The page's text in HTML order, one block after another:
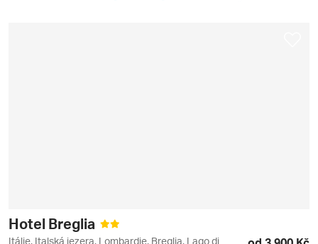
Hotel Breglia
Itálie, Italská jezera, Lombardie, Breglia, Lago di